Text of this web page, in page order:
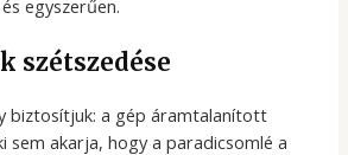
egyszerűen.
szétszedése
biztosítjuk: a gép áramtalanított
sem akarja, hogy a paradicsomlé a